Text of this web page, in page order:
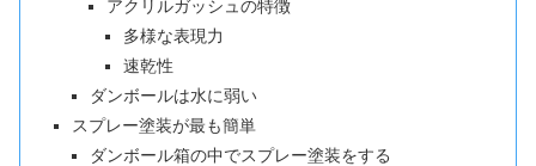
アクリルガッシュの特徴
多様な表現力
速乾性
ダンボールは水に弱い
スプレー塗装が最も簡単
ダンボール箱の中でスプレー塗装をする